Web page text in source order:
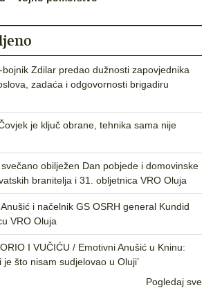
bojnik Zdilar predao dužnosti zapovjednika
zadaća i odgovornosti brigadiru
je ključ obrane, tehnika sama nije
obilježen Dan pobjede i domovinske
branitelja i 31. obljetnica VRO Oluja
i načelnik GS OSRH general Kundid
VRO Oluja
I VUČIĆU / Emotivni Anušić u Kninu:
je što nisam sudjelovao u Oluji’
Pogledaj sve